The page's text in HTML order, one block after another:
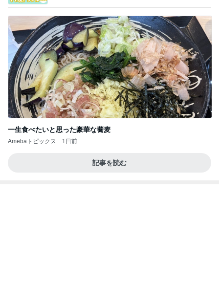
一生食べたいと思った豪華な蕎麦
Amebaトピックス 1日前
記事を読む